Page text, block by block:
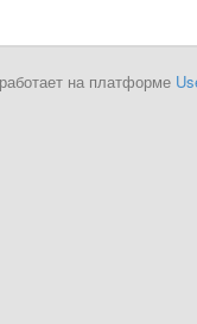
на платформе